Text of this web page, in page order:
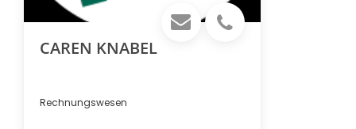
CAREN KNABEL
Rechnungswesen